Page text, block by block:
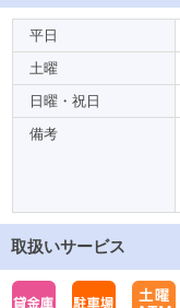
平日
土曜
日曜・祝日
備考
取扱いサービス